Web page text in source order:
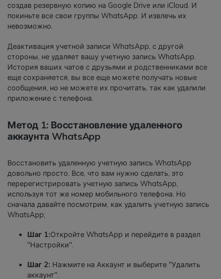
создав резервную копию на Google Drive или iCloud. И
покиньте все свои группы WhatsApp. И извлечь их
невозможно.
Деактивация учетной записи WhatsApp, с другой
стороны, не удаляет вашу учетную запись WhatsApp.
История ваших чатов с друзьями и родственниками все
еще сохраняется, вы все еще можете получать новые
сообщения, но не можете их прочитать, так как удалили
приложение с телефона.
Метод 1: Восстановление удаленного
аккаунта WhatsApp
Восстановить удаленную учетную запись WhatsApp
довольно просто. Все, что вам нужно сделать, это
перерегистрировать учетную запись WhatsApp,
используя тот же номер мобильного телефона. Но
сначала давайте посмотрим, как удалить учетную запись
WhatsApp;
Шаг 1:Откройте WhatsApp и перейдите в раздел
"Настройки".
Шаг 2: Нажмите на Аккаунт и выберите "Удалить
аккаунт".